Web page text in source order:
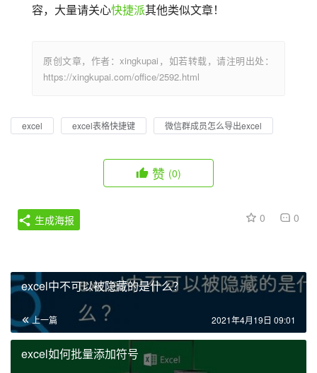
容，大量请关心快捷派其他类似文章！
原创文章，作者：xingkupai，如若转载，请注明出处：
https://xingkupai.com/office/2592.html
excel excel表格快捷键 微信群成员怎么导出excel
赞 (0)
0 0
生成海报
excel中不可以被隐藏的是什么？
上一篇 2021年4月19日 09:01
excel如何批量添加符号